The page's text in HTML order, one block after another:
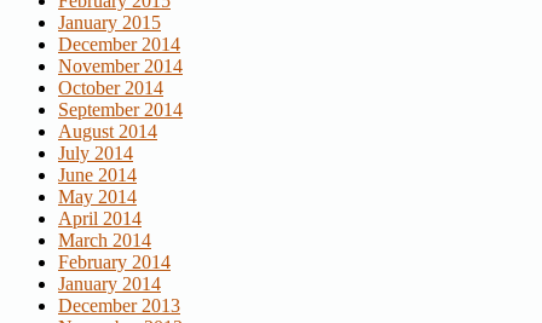
January 2015
December 2014
November 2014
October 2014
September 2014
August 2014
July 2014
June 2014
May 2014
April 2014
March 2014
February 2014
January 2014
December 2013